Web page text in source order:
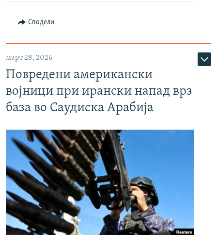
Сподели
март 28, 2026
Повредени американски
војници при ирански напад врз
база во Саудиска Арабија